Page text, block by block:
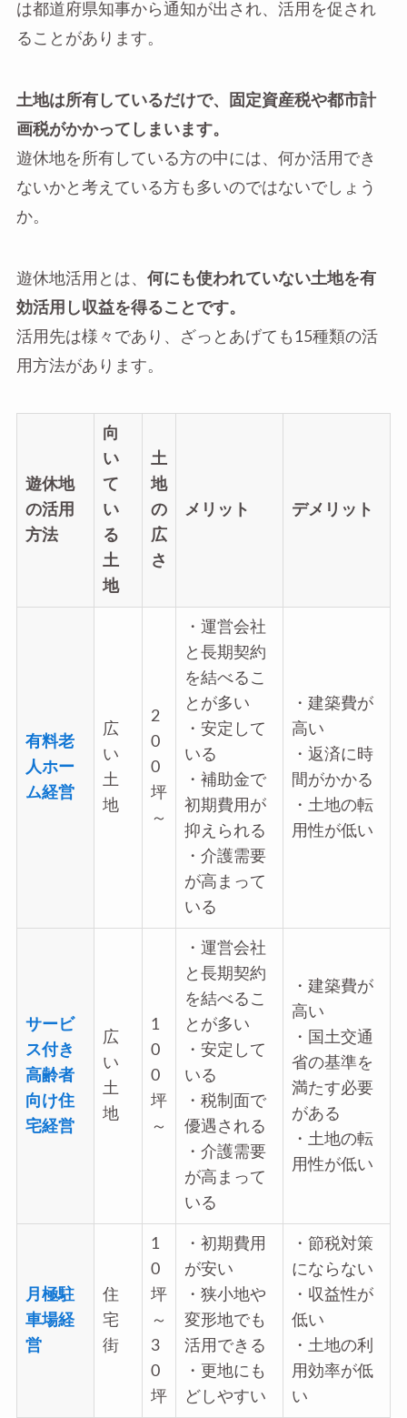
は都道府県知事から通知が出され、活用を促され
ることがあります。
土地は所有しているだけで、固定資産税や都市計
画税がかかってしまいます。
遊休地を所有している方の中には、何か活用でき
ないかと考えている方も多いのではないでしょう
か。
遊休地活用とは、 何にも使われていない土地を有
効活用し収益を得ることです。
活用先は様々であり、ざっとあげても15種類の活
用方法があります。
遊休地
の活用
方法
向
い
て
い
る
土
地
土
地
の
広
さ
メリット デメリット
有料老
人ホー
ム経営
広
い
土
地
2
0
0
坪
～
・運営会社
と長期契約
を結べるこ
とが多い
・安定して
いる
・補助金で
初期費用が
抑えられる
・介護需要
が高まって
いる
・建築費が
高い
・返済に時
間がかかる
・土地の転
用性が低い
サービ
ス付き
高齢者
向け住
宅経営
広
い
土
地
1
0
0
坪
～
・運営会社
と長期契約
を結べるこ
とが多い
・安定して
いる
・税制面で
優遇される
・介護需要
が高まって
いる
・建築費が
高い
・国土交通
省の基準を
満たす必要
がある
・土地の転
用性が低い
月極駐
車場経
営
住
宅
街
1
0
坪
～
3
0
坪
・初期費用
が安い
・狭小地や
変形地でも
活用できる
・更地にも
どしやすい
・節税対策
にならない
・収益性が
低い
・土地の利
用効率が低
い